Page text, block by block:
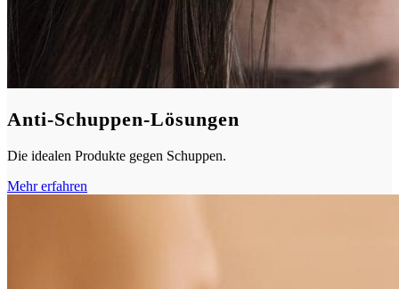
Anti-Schuppen-Lösungen
Die idealen Produkte gegen Schuppen.
Mehr erfahren